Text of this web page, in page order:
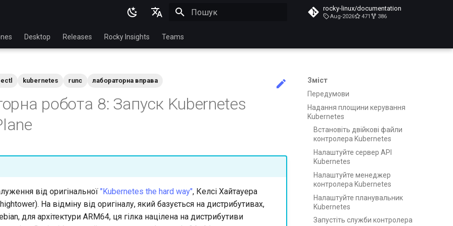
English
Español
rocky-linux/documentation
Aug-2026 471 386
Desktop Releases Rocky Insights Teams
Зміст
Передумови
Надання площини керування
Kubernetes
Встановіть двійкові файли
контролера Kubernetes
Налаштуйте сервер API
Kubernetes
Налаштуйте менеджер
контролера Kubernetes
Налаштуйте планувальник
Kubernetes
Запустіть служби контролера
kubernetes runc лабораторна вправа
робота 8: Запуск Kubernetes
від оригінальної "Kubernetes the hard way", Келсі Хайтауера
На відміну від оригіналу, який базується на дистрибутивах,
для архітектури ARM64, ця гілка націлена на дистрибутиви